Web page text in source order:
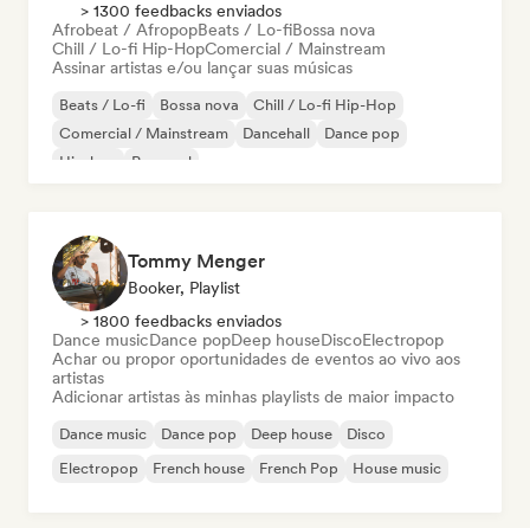
> 1300 feedbacks enviados
Afrobeat / AfropopBeats / Lo-fiBossa nova
Chill / Lo-fi Hip-HopComercial / Mainstream
Assinar artistas e/ou lançar suas músicas
Beats / Lo-fi Bossa nova
Chill / Lo-fi Hip-Hop
Comercial / Mainstream
Dancehall
Dance pop
Hip-hop
Pop soul
Tommy Menger
Booker, Playlist
> 1800 feedbacks enviados
Dance musicDance popDeep houseDiscoElectropop
Achar ou propor oportunidades de eventos ao vivo aos
artistas
Adicionar artistas às minhas playlists de maior impacto
Dance music Dance pop Deep house
Disco
Electropop
French house French Pop House music